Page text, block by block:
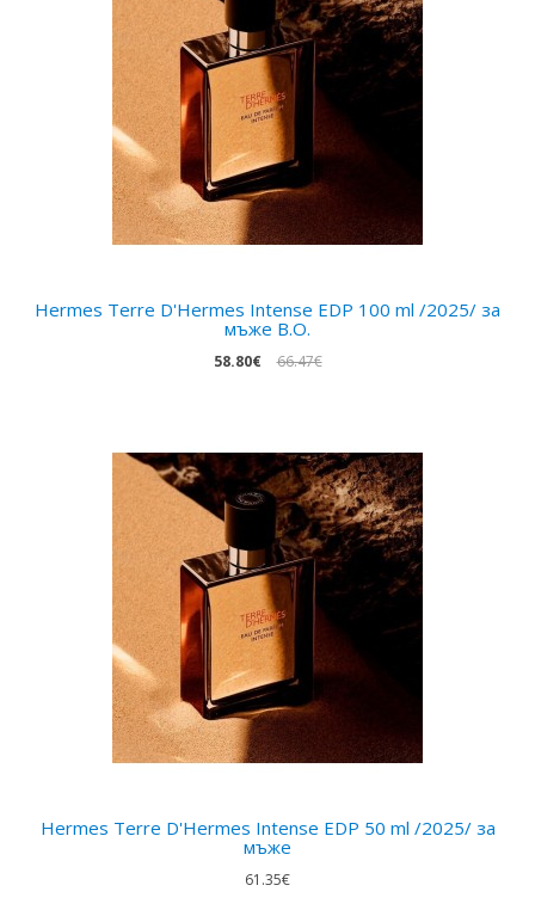
Hermes Terre D'Hermes Intense EDP 100 ml /2025/ за
мъже B.O.
58.80€ 66.47€
Hermes Terre D'Hermes Intense EDP 50 ml /2025/ за
мъже
61.35€